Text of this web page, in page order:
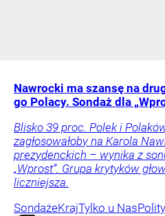
Nawrocki ma szansę na
go Polacy. Sondaż dla
Blisko 39 proc. Polek i
zagłosowałoby na Karola
prezydenckich – wynika z
„Wprost”. Grupa krytyków
liczniejsza.
SondażeKrajTylko u Nas